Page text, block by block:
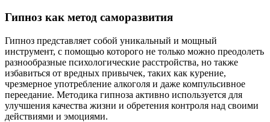
Гипноз как метод саморазвития
Гипноз представляет собой уникальный и мощный
инструмент, с помощью которого не только можно преодолеть
разнообразные психологические расстройства, но также
избавиться от вредных привычек, таких как курение,
чрезмерное употребление алкоголя и даже компульсивное
переедание. Методика гипноза активно используется для
улучшения качества жизни и обретения контроля над своими
действиями и эмоциями.